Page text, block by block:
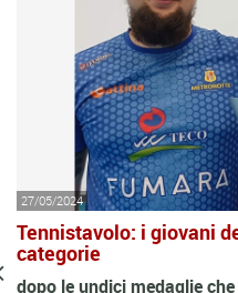
27/05/2024
Tennistavolo: i giovani
categorie
dopo le undici medaglie